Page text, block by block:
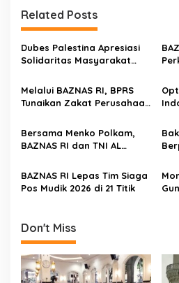
n
a
v
i
g
a
t
i
o
n
Related Posts
Dubes Palestina Apresiasi
Solidaritas Masyarakat
Melalui BAZNAS RI, BPRS
Tunaikan Zakat Perusahaan
Bersama Menko Polkam,
BAZNAS RI dan TNI AL
Pemudik Naik Kapal Perang
BAZNAS RI Lepas Tim Siaga
Pos Mudik 2026 di 21 Titik
Don't Miss